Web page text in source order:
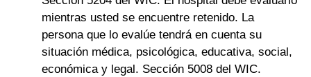
mientras usted se encuentre retenido. La
persona que lo evalúe tendrá en cuenta su
situación médica, psicológica, educativa, social,
económica y legal. Sección 5008 del WIC.